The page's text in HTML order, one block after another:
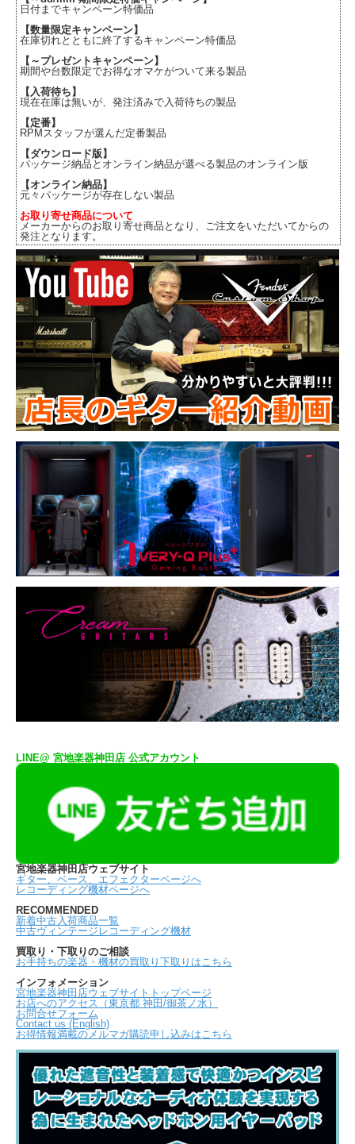
日付までキャンペーン特価品
【数量限定キャンペーン】
在庫切れとともに終了するキャンペーン特価品
【～プレゼントキャンペーン】
期間や台数限定でお得なオマケがついて来る製品
【入荷待ち】
現在在庫は無いが、発注済みで入荷待ちの製品
【定番】
RPMスタッフが選んだ定番製品
【ダウンロード版】
パッケージ納品とオンライン納品が選べる製品のオンライン版
【オンライン納品】
元々パッケージが存在しない製品
お取り寄せ商品について
メーカーからのお取り寄せ商品となり、ご注文をいただいてからの
発注となります。
LINE@ 宮地楽器神田店 公式アカウント
宮地楽器神田店ウェブサイト
ギター、ベース、エフェクターページへ
レコーディング機材ページへ
RECOMMENDED
新着中古入荷商品一覧
中古ヴィンテージレコーディング機材
買取り・下取りのご相談
お手持ちの楽器・機材の買取り下取りはこちら
インフォメーション
宮地楽器神田店ウェブサイトトップページ
お店へのアクセス（東京都 神田/御茶ノ水）
お問合せフォーム
Contact us (English)
お得情報満載のメルマガ購読申し込みはこちら